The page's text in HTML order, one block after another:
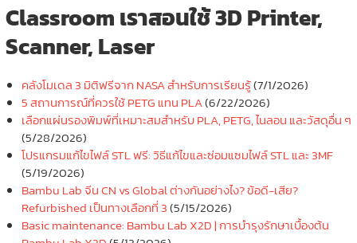
Classroom เราสอนใช้ 3D Printer,
Scanner, Laser
คลังโมเดล 3 มิติฟรีจาก NASA สำหรับการเรียนรู้(7/1/2026)
5 สถานการณ์ที่ควรใช้ PETG แทน PLA(6/22/2026)
เลือกแผ่นรองพิมพ์ที่เหมาะสมสำหรับ PLA, PETG, ไนลอน และวัสดุอื่น ๆ
(5/28/2026)
โปรแกรมแก้ไขไฟล์ STL ฟรี: วิธีแก้ไขและซ่อมแซมไฟล์ STL และ 3MF
(5/19/2026)
Bambu Lab จีน CN vs Global ต่างกันอย่างไง? ข้อดี-เสีย?
Refurbished เป็นทางเลือกที่ 3(5/15/2026)
Basic maintenance: Bambu Lab X2D | การบำรุงรักษาเบื้องต้น